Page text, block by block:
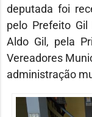
deputada foi
pelo Prefeito
Aldo Gil, pela
Vereadores
administração